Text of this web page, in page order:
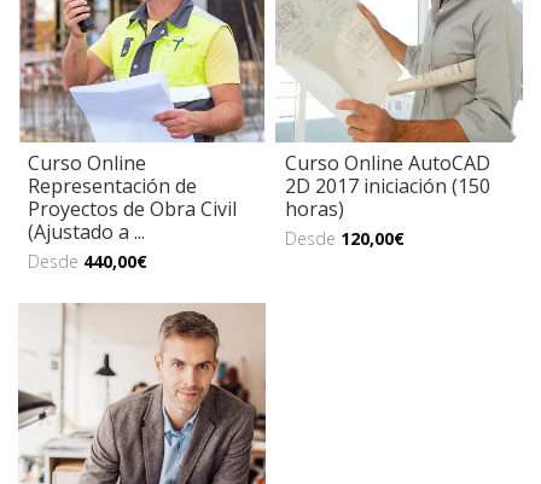
Curso Online
Representación de
Proyectos de Obra Civil
(Ajustado a ...
Desde 440,00€
Curso Online AutoCAD
2D 2017 iniciación (150
horas)
Desde 120,00€